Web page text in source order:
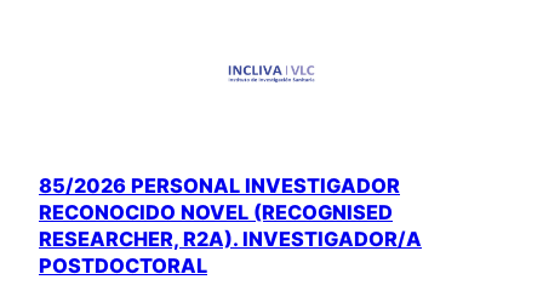
85/2026 PERSONAL INVESTIGADOR
RECONOCIDO NOVEL (RECOGNISED
RESEARCHER, R2A). INVESTIGADOR/A
POSTDOCTORAL